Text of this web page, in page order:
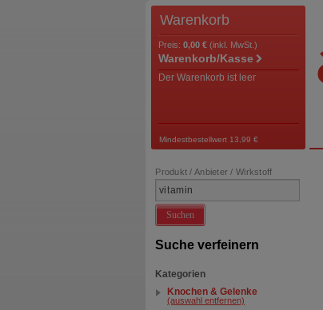
Warenkorb
Preis: 0,00 € (inkl. MwSt.)
Warenkorb/Kasse
Der Warenkorb ist leer
Mindestbestellwert 13,99 €
Produkt / Anbieter / Wirkstoff
Suchen
Suche verfeinern
Kategorien
Knochen & Gelenke
(auswahl entfernen)